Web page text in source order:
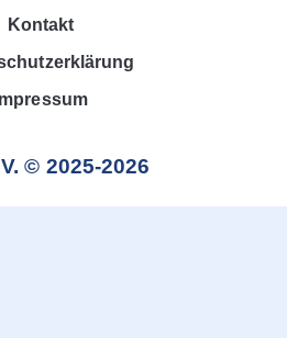
Kontakt
Impressum
© 2025-2026